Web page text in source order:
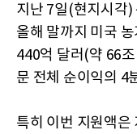
지난 7일(현지시각
올해 말까지 미국
440억 달러(약 66
문 전체 순이익의 4
특히 이번 지원액은